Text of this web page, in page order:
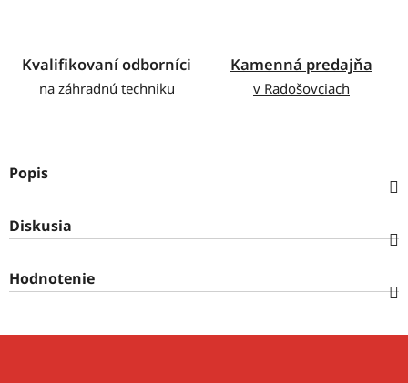
Kvalifikovaní odborníci
na záhradnú techniku
Kamenná predajňa
v Radošovciach
Popis
Diskusia
Hodnotenie